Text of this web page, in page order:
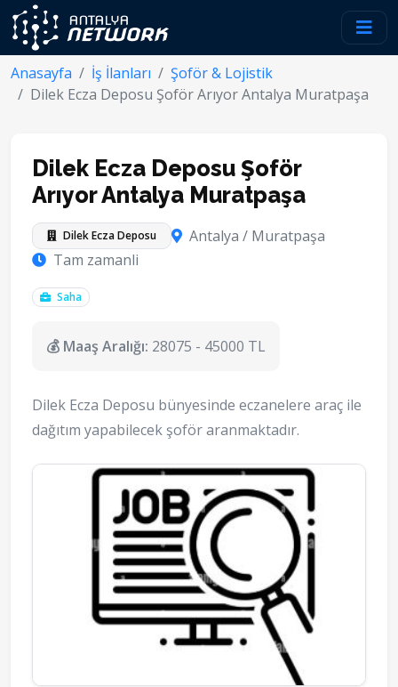
Anasayfa İş İlanları
Şoför & Lojistik
Dilek Ecza Deposu Şoför Arıyor Antalya Muratpaşa
Dilek Ecza Deposu Şoför
Arıyor Antalya Muratpaşa
Dilek Ecza Deposu
Antalya / Muratpaşa
Tam zamanli
Saha
💰 Maaş Aralığı: 28075 - 45000 TL
Dilek Ecza Deposu bünyesinde eczanelere araç ile
dağıtım yapabilecek şoför aranmaktadır.